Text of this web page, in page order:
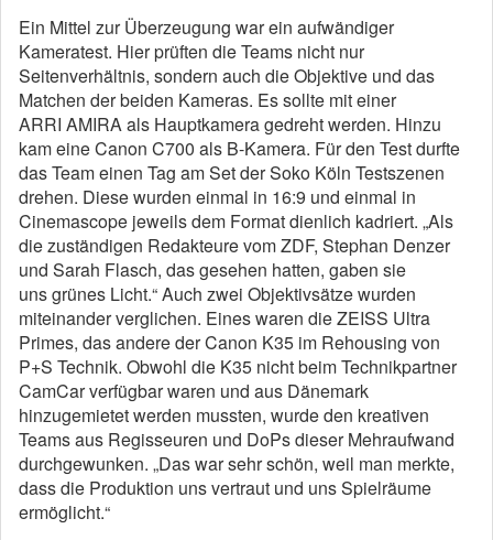
Ein Mittel zur Überzeugung war ein aufwändiger
Kameratest. Hier prüften die Teams nicht nur
Seitenverhältnis, sondern auch die Objektive und das
Matchen der beiden Kameras. Es sollte mit einer
ARRI AMIRA als Hauptkamera gedreht werden. Hinzu
kam eine Canon C700 als B-Kamera. Für den Test durfte
das Team einen Tag am Set der Soko Köln Testszenen
drehen. Diese wurden einmal in 16:9 und einmal in
Cinemascope jeweils dem Format dienlich kadriert. „Als
die zuständigen Redakteure vom ZDF, Stephan Denzer
und Sarah Flasch, das gesehen hatten, gaben sie
uns grünes Licht.“ Auch zwei Objektivsätze wurden
miteinander verglichen. Eines waren die ZEISS Ultra
Primes, das andere der Canon K35 im Rehousing von
P+S Technik. Obwohl die K35 nicht beim Technikpartner
CamCar verfügbar waren und aus Dänemark
hinzugemietet werden mussten, wurde den kreativen
Teams aus Regisseuren und DoPs dieser Mehraufwand
durchgewunken. „Das war sehr schön, weil man merkte,
dass die Produktion uns vertraut und uns Spielräume
ermöglicht.“